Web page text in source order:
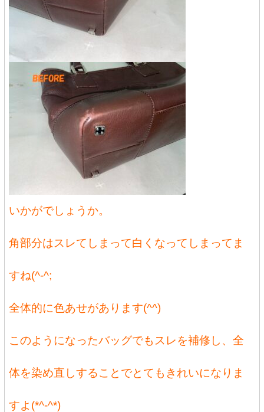
いかがでしょうか。
角部分はスレてしまって白くなってしまってま
すね(^-^;
全体的に色あせがあります(^^)
このようになったバッグでもスレを補修し、全
体を染め直しすることでとてもきれいになりま
すよ(*^-^*)